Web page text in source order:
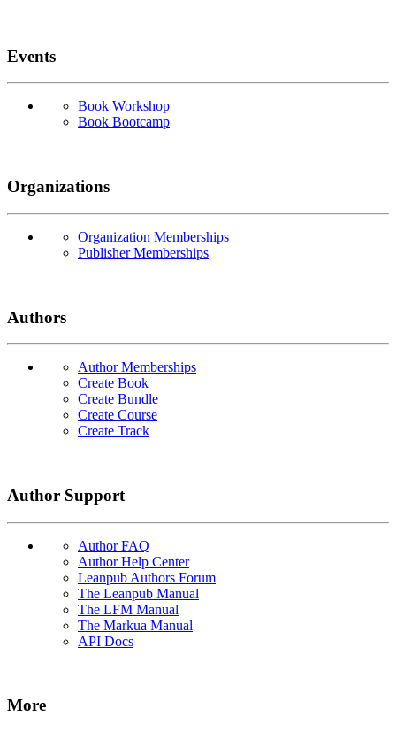
Events
Book Workshop
Book Bootcamp
Organizations
Organization Memberships
Publisher Memberships
Authors
Author Memberships
Create Book
Create Bundle
Create Course
Create Track
Author Support
Author FAQ
Author Help Center
Leanpub Authors Forum
The Leanpub Manual
The LFM Manual
The Markua Manual
API Docs
More